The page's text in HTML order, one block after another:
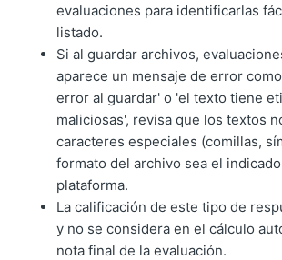
evaluaciones para identificarlas
listado.
Si al guardar archivos,
aparece un mensaje de error
error al guardar' o 'el texto tiene
maliciosas', revisa que los textos
caracteres especiales (comillas,
formato del archivo sea el
plataforma.
La calificación de este tipo de
y no se considera en el cálculo
nota final de la evaluación.